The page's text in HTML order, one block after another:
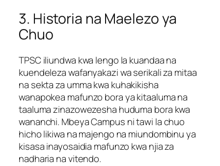
3. Historia na Maelezo ya
Chuo
TPSC iliundwa kwa lengo la kuandaa na
kuendeleza wafanyakazi wa serikali za mitaa
na sekta za umma kwa kuhakikisha
wanapokea mafunzo bora ya kitaaluma na
taaluma zinazowezesha huduma bora kwa
wananchi. Mbeya Campus ni tawi la chuo
hicho likiwa na majengo na miundombinu ya
kisasa inayosaidia mafunzo kwa njia za
nadharia na vitendo.